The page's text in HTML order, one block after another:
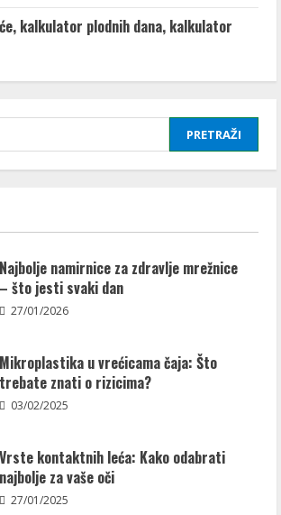
kalkulator plodnih dana, kalkulator
Najbolje namirnice za zdravlje mrežnice
– što jesti svaki dan
27/01/2026
Mikroplastika u vrećicama čaja: Što
trebate znati o rizicima?
03/02/2025
Vrste kontaktnih leća: Kako odabrati
najbolje za vaše oči
27/01/2025